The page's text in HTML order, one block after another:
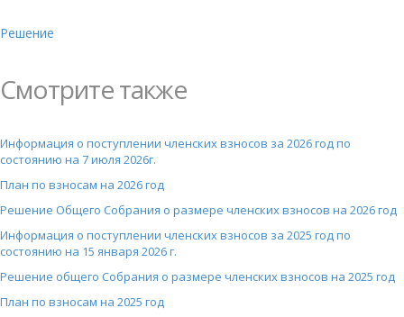
Решение
Смотрите также
Информация о поступлении членских взносов за 2026 год по
состоянию на 7 июля 2026г.
План по взносам на 2026 год
Решение Общего Собрания о размере членских взносов на 2026 год
Информация о поступлении членских взносов за 2025 год по
состоянию на 15 января 2026 г.
Решение общего Собрания о размере членских взносов на 2025 год
План по взносам на 2025 год